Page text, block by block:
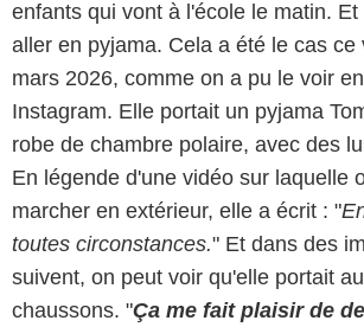
enfants qui vont à l'école le matin.
aller en pyjama. Cela a été le cas ce
mars 2026, comme on a pu le voir
Instagram. Elle portait un pyjama
robe de chambre polaire, avec des
En légende d'une vidéo sur laquelle
marcher en extérieur, elle a écrit : "
toutes circonstances." Et dans des
suivent, on peut voir qu'elle portait
chaussons. "Ça me fait plaisir de